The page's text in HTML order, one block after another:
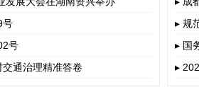
号
号
交通治理精准答卷
▸ 规
▸ 国
若干
▸